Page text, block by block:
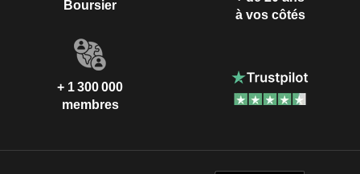
Boursier
à vos côtés
+ 1 300 000
membres